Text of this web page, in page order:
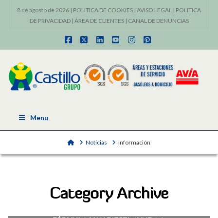
8 de agosto de 2026 | POLITICA DE COOKIES | AVISO LEGAL | POLITICA
DE PRIVACIDAD| ÁREA DE CLIENTES| CANAL DE DENUNCIAS
Facebook
X LinkedInYouTubeInstagram
Pinterest
Menu
HomeNoticias Información
Category Archive